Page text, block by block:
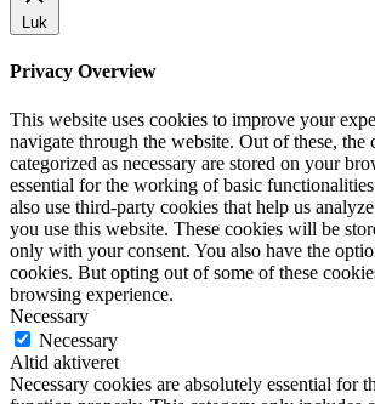
Luk
Privacy Overview
This website uses cookies to improve your
navigate through the website. Out of these, the
categorized as necessary are stored on your
essential for the working of basic
also use third-party cookies that help us
you use this website. These cookies will be
only with your consent. You also have the
cookies. But opting out of some of these
browsing experience.
Necessary
Necessary
Altid aktiveret
Necessary cookies are absolutely essential for